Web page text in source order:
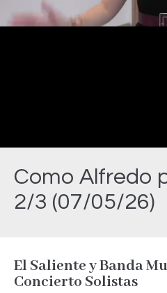
Como Alfredo
2/3 (07/05/26)
El Saliente y Banda
Concierto Solistas